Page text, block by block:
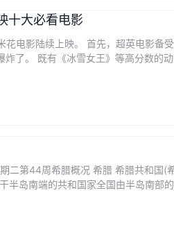
十大必看电影
电影陆续上映。 首先，超英电影备
了。 既有《冰雪女王》等高分数的
二第44周希腊概况 希腊 希腊共和国
半岛南端的共和国家全国由半岛南部